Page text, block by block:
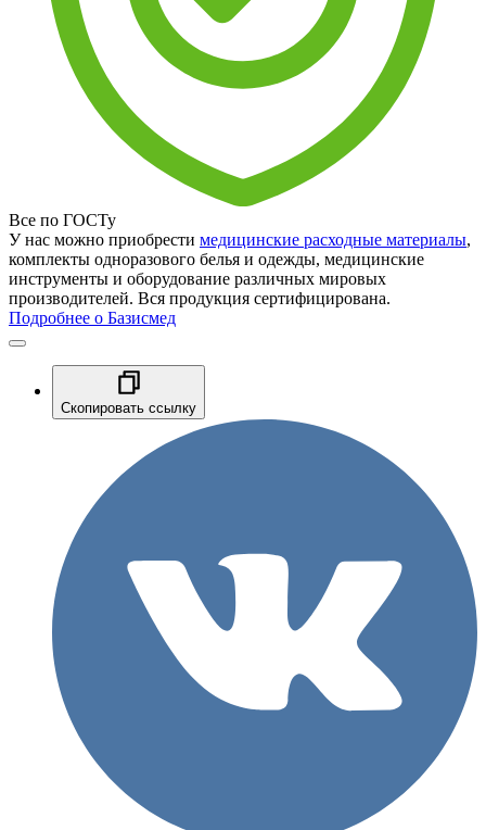
Все по ГОСТу
У нас можно приобрести медицинские расходные материалы,
комплекты одноразового белья и одежды, медицинские
инструменты и оборудование различных мировых
производителей. Вся продукция сертифицирована.
Подробнее о Базисмед
Скопировать ссылку